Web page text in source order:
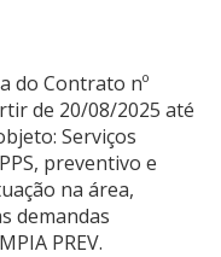
do Contrato nº
de 20/08/2025 até
Serviços
preventivo e
na área,
demandas
PREV.